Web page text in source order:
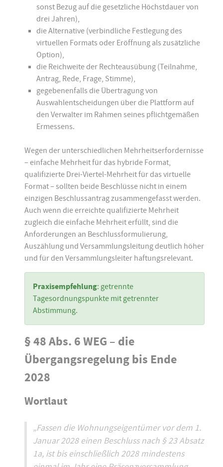
sonst Bezug auf die gesetzliche Höchstdauer von
drei Jahren),
die Alternative (verbindliche Festlegung des
virtuellen Formats oder Eröffnung als zusätzliche
Option),
die Reichweite der Rechteausübung (Teilnahme,
Antrag, Rede, Frage, Stimme),
gegebenenfalls die Übertragung von
Auswahlentscheidungen über die Plattform auf
den Verwalter im Rahmen seines pflichtgemäßen
Ermessens.
Wegen der unterschiedlichen Mehrheitserfordernisse
– einfache Mehrheit für das hybride Format,
qualifizierte Drei-Viertel-Mehrheit für das virtuelle
Format – sollten beide Beschlüsse nicht in einem
einzigen Beschlussantrag zusammengefasst werden.
Auch wenn die erreichte qualifizierte Mehrheit
zugleich die einfache Mehrheit erfüllt, sind die
Anforderungen an Beschlussformulierung,
Auszählung und Versammlungsleitung deutlich höher
und für den Versammlungsleiter haftungsrelevant.
Praxisempfehlung: getrennte
Tagesordnungspunkte mit getrennter
Abstimmung.
§ 48 Abs. 6 WEG – die
Übergangsregelung bis Ende
2028
Wortlaut
„Fassen die Wohnungseigentümer vor dem 1.
Januar 2028 einen Beschluss nach § 23 Absatz
1a, ist bis einschließlich 2028 mindestens